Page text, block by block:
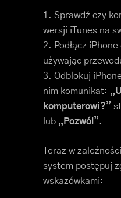
Sprawdź czy
wersji iTunes na
Podłącz
używając
Odblokuj
nim komunikat:
komputerowi?”
lub „Pozwól”.
Teraz w
system postępuj
wskazówkami: